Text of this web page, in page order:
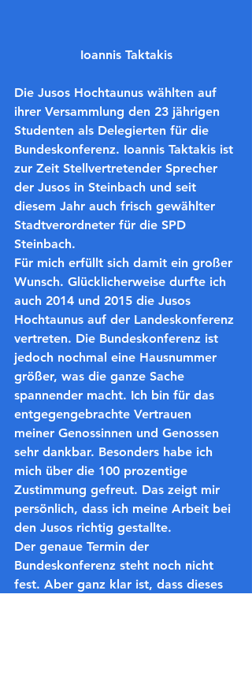
Ioannis Taktakis
Die Jusos Hochtaunus wählten auf
ihrer Versammlung den 23 jährigen
Studenten als Delegierten für die
Bundeskonferenz. Ioannis Taktakis ist
zur Zeit Stellvertretender Sprecher
der Jusos in Steinbach und seit
diesem Jahr auch frisch gewählter
Stadtverordneter für die SPD
Steinbach.
Für mich erfüllt sich damit ein großer
Wunsch. Glücklicherweise durfte ich
auch 2014 und 2015 die Jusos
Hochtaunus auf der Landeskonferenz
vertreten. Die Bundeskonferenz ist
jedoch nochmal eine Hausnummer
größer, was die ganze Sache
spannender macht. Ich bin für das
entgegengebrachte Vertrauen
meiner Genossinnen und Genossen
sehr dankbar. Besonders habe ich
mich über die 100 prozentige
Zustimmung gefreut. Das zeigt mir
persönlich, dass ich meine Arbeit bei
den Jusos richtig gestallte.
Der genaue Termin der
Bundeskonferenz steht noch nicht
fest. Aber ganz klar ist, dass dieses